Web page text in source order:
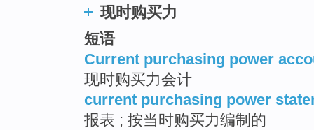
现时购买力
短语
Current purchasing power
现时购买力会计
current purchasing power
报表 ; 按当时购买力编制的